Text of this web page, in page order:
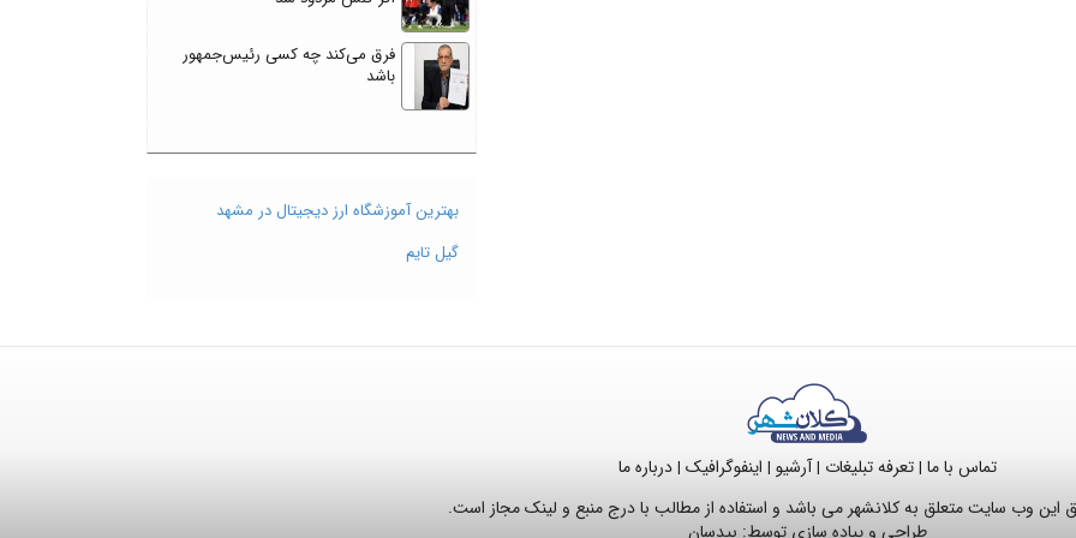
فرق می‌کند چه کسی رئیس‌جمهور
باشد
بهترین آموزشگاه ارز دیجیتال در مشهد
گیل تایم
تماس با ما |تعرفه تبلیغات |آرشیو | اینفوگرافیک |درباره ما
وب سایت متعلق به کلانشهر می باشد و استفاده از مطالب با درج منبع و لینک مجاز است.
طراحی و پیاده سازی توسط: بیدسان